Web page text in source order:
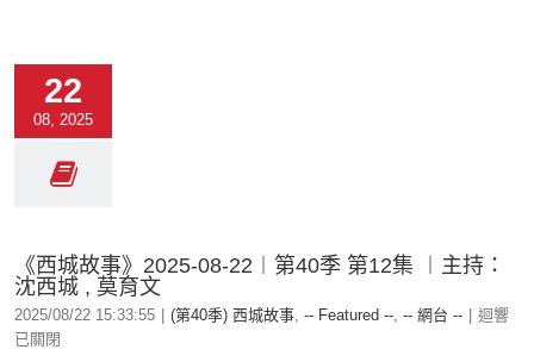
22
08, 2025
《西城故事》2025-08-22︱第40季 第12集 ︱主持：
沈西城 , 莫育文
2025/08/22 15:33:55 (第40季) 西城故事, -- Featured --, -- 網台 --
迴響
已關閉